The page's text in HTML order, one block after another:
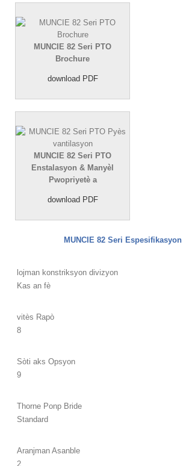
MUNCIE 82 Seri PTO
Brochure
download PDF
MUNCIE 82 Seri PTO
Enstalasyon & Manyèl
Pwopriyetè a
download PDF
MUNCIE 82 Seri Espesifikasyon
lojman konstriksyon divizyon
Kas an fè
vitès Rapò
8
Sòti aks Opsyon
9
Thorne Ponp Bride
Standard
Aranjman Asanble
2